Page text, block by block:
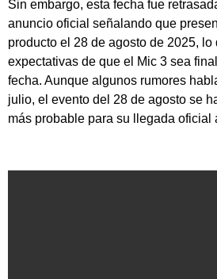
Sin embargo, esta fecha fue
anuncio oficial señalando que
producto el 28 de agosto de 2025, lo
expectativas de que el Mic 3 sea
fecha. Aunque algunos rumores
julio, el evento del 28 de agosto se
más probable para su llegada oficial